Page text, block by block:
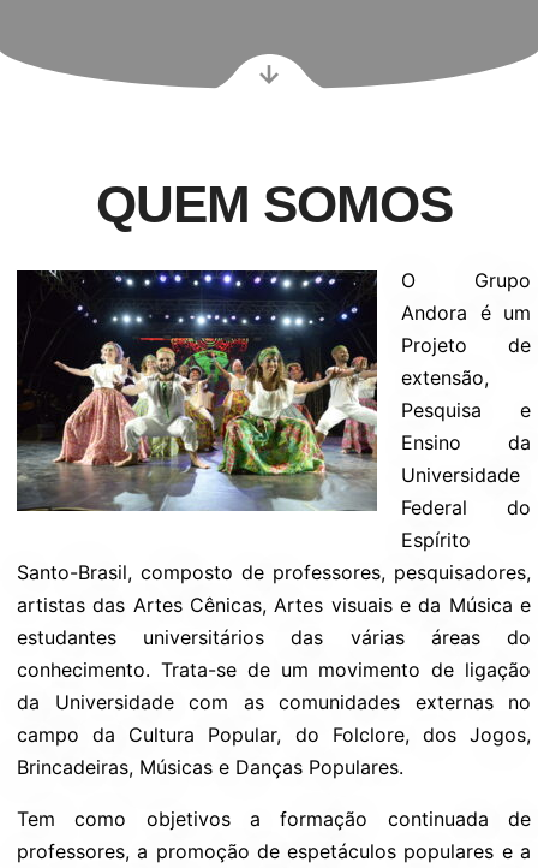
QUEM SOMOS
O Grupo
Andora é um
Projeto de
extensão,
Pesquisa e
Ensino da
Universidade
Federal do
Espírito
Santo-Brasil, composto de professores, pesquisadores,
artistas das Artes Cênicas, Artes visuais e da Música e
estudantes universitários das várias áreas do
conhecimento. Trata-se de um movimento de ligação
da Universidade com as comunidades externas no
campo da Cultura Popular, do Folclore, dos Jogos,
Brincadeiras, Músicas e Danças Populares.
Tem como objetivos a formação continuada de
professores, a promoção de espetáculos populares e a